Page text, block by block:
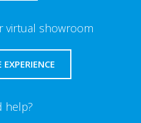
virtual showroom
help?